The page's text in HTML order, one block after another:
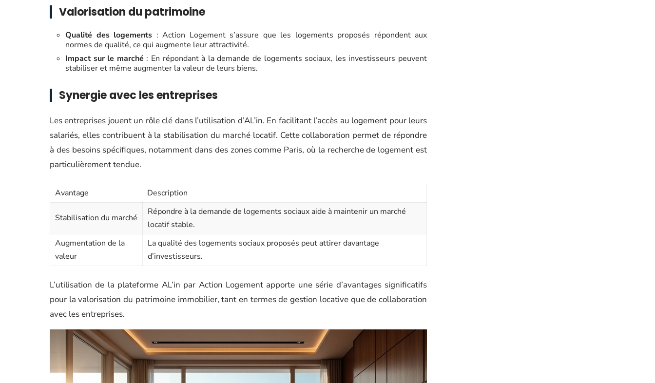
Valorisation du patrimoine
Qualité des logements : Action Logement s’assure que les logements proposés répondent aux
normes de qualité, ce qui augmente leur attractivité.
Impact sur le marché : En répondant à la demande de logements sociaux, les investisseurs peuvent
stabiliser et même augmenter la valeur de leurs biens.
Synergie avec les entreprises
Les entreprises jouent un rôle clé dans l’utilisation d’AL’in. En facilitant l’accès au logement pour leurs
salariés, elles contribuent à la stabilisation du marché locatif. Cette collaboration permet de répondre
à des besoins spécifiques, notamment dans des zones comme Paris, où la recherche de logement est
particulièrement tendue.
Avantage Description
Stabilisation du marché
Répondre à la demande de logements sociaux aide à maintenir un marché
locatif stable.
Augmentation de la
valeur
La qualité des logements sociaux proposés peut attirer davantage
d’investisseurs.
L’utilisation de la plateforme AL’in par Action Logement apporte une série d’avantages significatifs
pour la valorisation du patrimoine immobilier, tant en termes de gestion locative que de collaboration
avec les entreprises.